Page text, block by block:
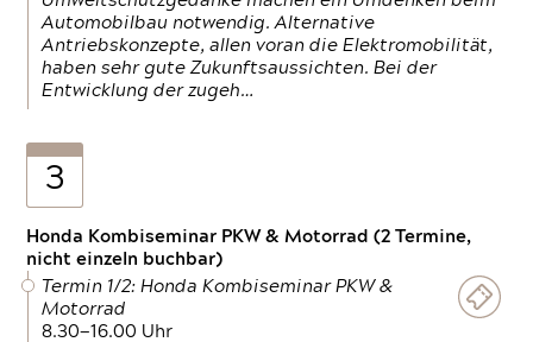
Automobilbau notwendig. Alternative
Antriebskonzepte, allen voran die Elektromobilität,
haben sehr gute Zukunftsaussichten. Bei der
Entwicklung der zugeh…
3
Honda Kombiseminar PKW & Motorrad (2 Termine,
nicht einzeln buchbar)
Termin 1/2: Honda Kombiseminar PKW &
Motorrad
8.30—16.00 Uhr